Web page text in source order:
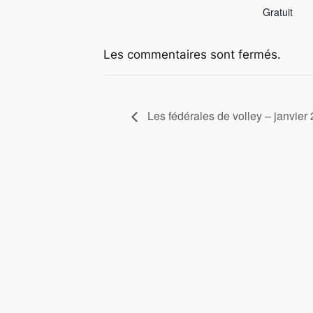
Gratuit
Les commentaires sont fermés.
Les fédérales de volley – janvier